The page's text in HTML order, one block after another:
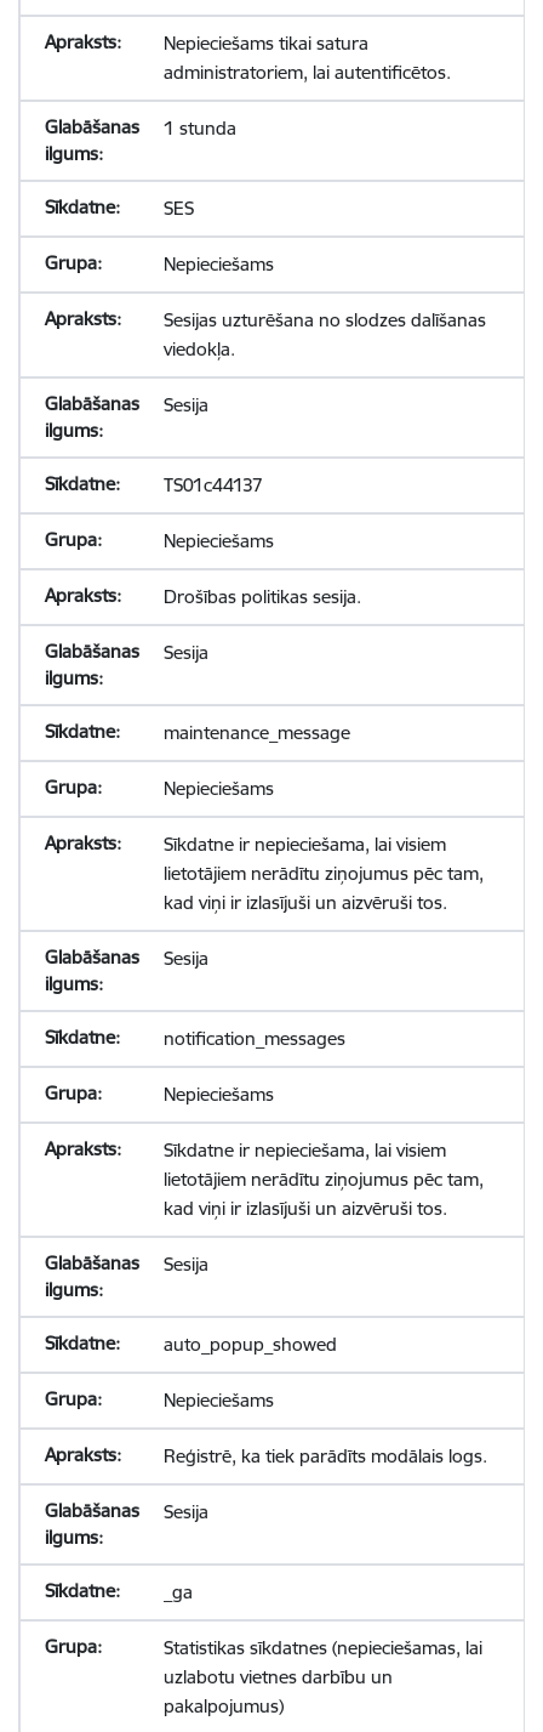
Nepieciešams tikai satura
administratoriem, lai autentificētos.
1 stunda
SES
Nepieciešams
Sesijas uzturēšana no slodzes dalīšanas
viedokļa.
Sesija
TS01c44137
Nepieciešams
Drošības politikas sesija.
Sesija
maintenance_message
Nepieciešams
Sīkdatne ir nepieciešama, lai visiem
lietotājiem nerādītu ziņojumus pēc tam,
kad viņi ir izlasījuši un aizvēruši tos.
Sesija
notification_messages
Nepieciešams
Sīkdatne ir nepieciešama, lai visiem
lietotājiem nerādītu ziņojumus pēc tam,
kad viņi ir izlasījuši un aizvēruši tos.
Sesija
auto_popup_showed
Nepieciešams
Reģistrē, ka tiek parādīts modālais logs.
Sesija
_ga
Statistikas sīkdatnes (nepieciešamas, lai
uzlabotu vietnes darbību un
pakalpojumus)